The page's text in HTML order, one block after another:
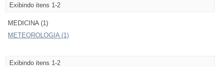
Exibindo itens 1-2
MEDICINA (1)
METEOROLOGIA (1)
Exibindo itens 1-2